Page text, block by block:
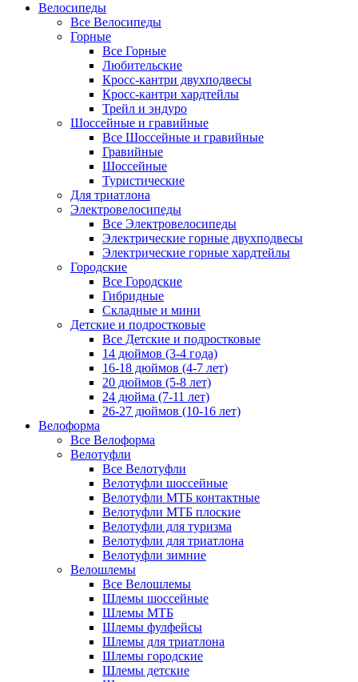
Велосипеды
Все Велосипеды
Горные
Все Горные
Любительские
Кросс-кантри двухподвесы
Кросс-кантри хардтейлы
Трейл и эндуро
Шоссейные и гравийные
Все Шоссейные и гравийные
Гравийные
Шоссейные
Туристические
Для триатлона
Электровелосипеды
Все Электровелосипеды
Электрические горные двухподвесы
Электрические горные хардтейлы
Городские
Все Городские
Гибридные
Складные и мини
Детские и подростковые
Все Детские и подростковые
14 дюймов (3-4 года)
16-18 дюймов (4-7 лет)
20 дюймов (5-8 лет)
24 дюйма (7-11 лет)
26-27 дюймов (10-16 лет)
Велоформа
Все Велоформа
Велотуфли
Все Велотуфли
Велотуфли шоссейные
Велотуфли МТБ контактные
Велотуфли МТБ плоские
Велотуфли для туризма
Велотуфли для триатлона
Велотуфли зимние
Велошлемы
Все Велошлемы
Шлемы шоссейные
Шлемы МТБ
Шлемы фулфейсы
Шлемы для триатлона
Шлемы городские
Шлемы детские